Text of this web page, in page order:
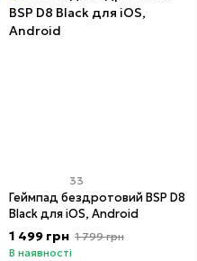
33
Геймпад бездротовий BSP D8
Black для iOS, Android
1 499 грн 1 799 грн
В наявності